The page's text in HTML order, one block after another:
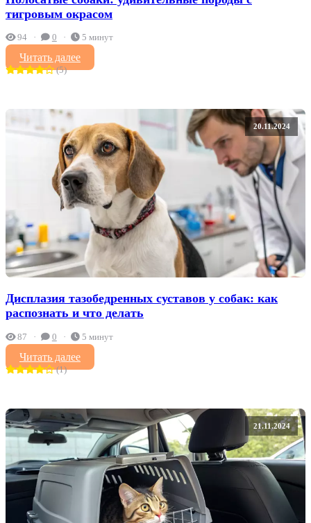
тигровым окрасом
94 0 5 минут
Читать далее
(5)
20.11.2024
Дисплазия тазобедренных суставов у собак: как
распознать и что делать
87 0 5 минут
Читать далее
(1)
21.11.2024